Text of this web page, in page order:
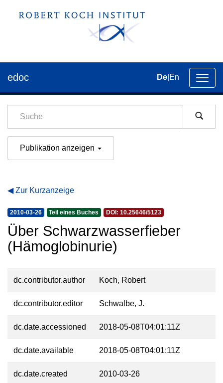
der
edoc De En
Publikation anzeigen
Zur Kurzanzeige
2010-03-26 Teil eines Buches DOI: 10.25646/5123
Über Schwarzwasserfieber
(Hämoglobinurie)
dc.contributor.author Koch, Robert
dc.contributor.editor Schwalbe, J.
dc.date.accessioned 2018-05-08T04:01:11Z
dc.date.available 2018-05-08T04:01:11Z
dc.date.created 2010-03-26